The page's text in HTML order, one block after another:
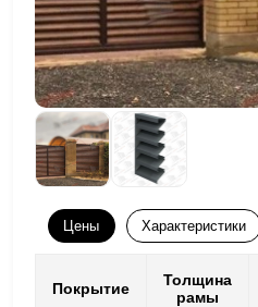
Цены Характеристики
Покрытие
Толщина
рамы